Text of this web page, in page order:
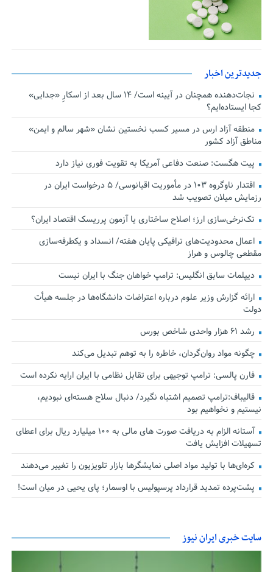
جدیدترین اخبار
نجات‌دهنده‌ همچنان در آیینه است/ ۱۴ سال بعد از اسکارِ «جدایی»
کجا ایستاده‌ایم؟
منطقه آزاد ارس در مسیر کسب نخستین نشان «شهر سالم و ایمن»
مناطق آزاد کشور
پیت هگست: صنعت دفاعی آمریکا به تقویت فوری نیاز دارد
اقتدار ناوگروه ۱۰۳ در مأموریت‌ اقیانوسی/ ۵ درخواست ایران در
رزمایش میلان تصویب شد
تک‌نرخی‌سازی ارز؛ اصلاح ساختاری یا آزمون پرریسک اقتصاد ایران؟
اعمال محدودیت‌های ترافیکی پایان هفته/ انسداد و یکطرفه‌سازی
مقطعی چالوس و هراز
دیپلمات سابق انگلیس:‌ ترامپ خواهان جنگ با ایران نیست
ارائه گزارش وزیر علوم درباره اعتراضات دانشگاه‌ها در جلسه هیأت
دولت
رشد ۶۱ هزار واحدی شاخص بورس
چگونه مواد روان‌گردان، خاطره را به توهم تبدیل می‌کند
فارن پالسی: ترامپ توجیهی برای تقابل نظامی با ایران ارایه نکرده است
قالیباف:ترامپ تصمیم اشتباه نگیرد/ دنبال سلاح هسته‌ای نبودیم،
نیستیم و نخواهیم بود
آستانه الزام به دریافت صورت های مالی به ۱۰۰ میلیارد ریال برای اعطای
تسهیلات افزایش یافت
کره‌ای‌ها با تولید مواد اصلی نمایشگرها بازار تلویزیون را تغییر می‌دهند
پشت‌پرده تمدید قرارداد پرسپولیس با اوسمار؛ پای یحیی در میان است!
سایت خبری ایران نیوز